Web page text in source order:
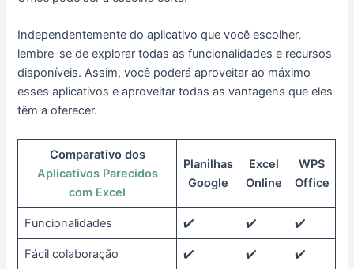
Independentemente do aplicativo que você escolher,
lembre-se de explorar todas as funcionalidades e recursos
disponíveis. Assim, você poderá aproveitar ao máximo
esses aplicativos e aproveitar todas as vantagens que eles
têm a oferecer.
Comparativo dos
Aplicativos Parecidos
com Excel
Planilhas
Google
Excel
Online
WPS
Office
Funcionalidades ✔️ ✔️ ✔️
Fácil colaboração ✔️ ✔️ ✔️